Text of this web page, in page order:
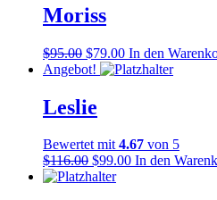
Moriss
$95.00 $79.00 In den
Angebot!
Leslie
Bewertet mit4.67 von 5
$116.00 $99.00 In den